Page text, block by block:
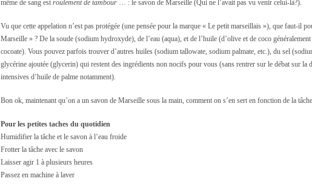
même de sang est roulement de tambour … : le savon de Marseille (Qui ne l’avait pas vu venir celui-là?).
Vu que cette appelation n’est pas protégée (une pensée pour la marque « Le petit marseillais »), que faut-il
Marseille » ? De la soude (sodium hydroxyde), de l’eau (aqua), et de l’huile (d’olive et de coco
cocoate). Vous pouvez parfois trouver d’autres huiles (sodium tallowate, sodium palmate, etc.), du sel
glycérine ajoutée (glycerin) qui restent des ingrédients non nocifs pour vous (sans rentrer sur le débat sur la
intensives d’huile de palme notamment).
Bon ok, maintenant qu’on a un savon de Marseille sous la main, comment on s’en sert en fonction de la
Pour les petites taches du quotidien
Humidifier la tâche et le savon à l’eau froide
Frotter la tâche avec le savon
Laisser agir 1 à plusieurs heures
Passez en machine à laver